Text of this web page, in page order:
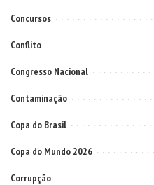
Concursos
Conflito
Congresso Nacional
Contaminação
Copa do Brasil
Copa do Mundo 2026
Corrupção